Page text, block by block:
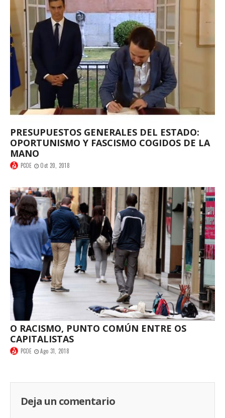
PRESUPUESTOS GENERALES DEL ESTADO:
OPORTUNISMO Y FASCISMO COGIDOS DE LA
MANO
PCOE Oct 20, 2018
O RACISMO, PUNTO COMÚN ENTRE OS
CAPITALISTAS
PCOE Ago 31, 2018
Deja un comentario